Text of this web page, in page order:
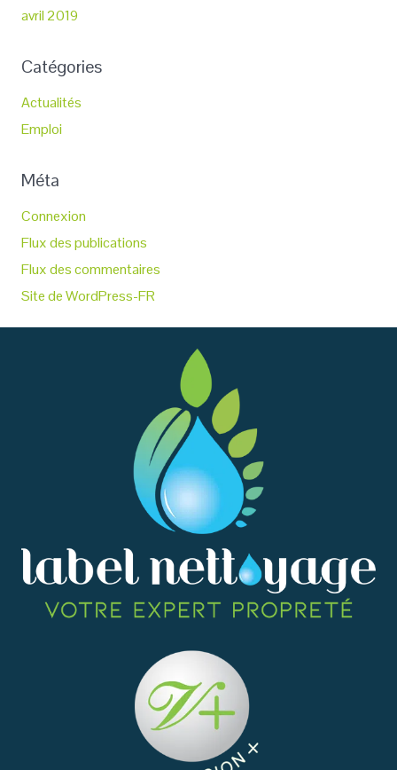
avril 2019
Catégories
Actualités
Emploi
Méta
Connexion
Flux des publications
Flux des commentaires
Site de WordPress-FR